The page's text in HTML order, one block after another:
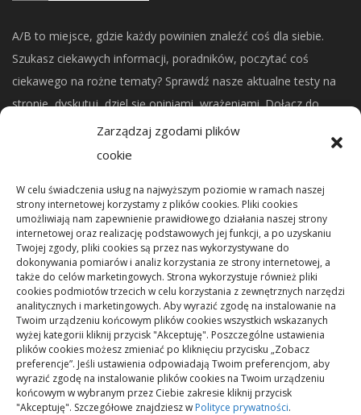
Zarządzaj zgodami plików
cookie
W celu świadczenia usług na najwyższym poziomie w ramach naszej
strony internetowej korzystamy z plików cookies. Pliki cookies
umożliwiają nam zapewnienie prawidłowego działania naszej strony
internetowej oraz realizację podstawowych jej funkcji, a po uzyskaniu
Twojej zgody, pliki cookies są przez nas wykorzystywane do
dokonywania pomiarów i analiz korzystania ze strony internetowej, a
także do celów marketingowych. Strona wykorzystuje również pliki
cookies podmiotów trzecich w celu korzystania z zewnętrznych narzędzi
analitycznych i marketingowych. Aby wyrazić zgodę na instalowanie na
Twoim urządzeniu końcowym plików cookies wszystkich wskazanych
wyżej kategorii kliknij przycisk "Akceptuję". Poszczególne ustawienia
plików cookies możesz zmieniać po kliknięciu przycisku „Zobacz
preferencje”. Jeśli ustawienia odpowiadają Twoim preferencjom, aby
wyrazić zgodę na instalowanie plików cookies na Twoim urządzeniu
końcowym w wybranym przez Ciebie zakresie kliknij przycisk
"Akceptuję". Szczegółowe znajdziesz w Polityce prywatności.
A/B to miejsce, gdzie każdy powinien znaleźć coś dla siebie.
Szukasz ciekawych informacji, poradników, poczytać coś
ciekawego na rożne tematy? Sprawdź nasze aktualne testy na
stronie, dyskutuj, dziel się opiniami, wrażeniami. Dołącz do
naszej społeczności.
Mikrorachunek podatkowy: przelewy i księgowanie
Podstawowe rodzaje śrub – przegląd najważniejszych
typów
Pielęgnacja podłogi po remoncie: jak wydłużyć dobry
efekt
Remont podłogi przed przeprowadzką: kolejność prac